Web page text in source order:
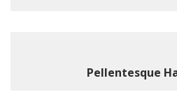
Pellentesque